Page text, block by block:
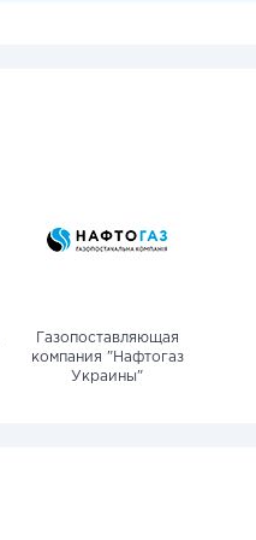
Газопоставляющая
компания "Нафтогаз
Украины"